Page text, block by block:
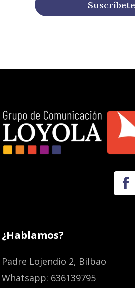
Suscríbete
¿Hablamos?
Padre Lojendio 2, Bilbao
Whatsapp: 636139795